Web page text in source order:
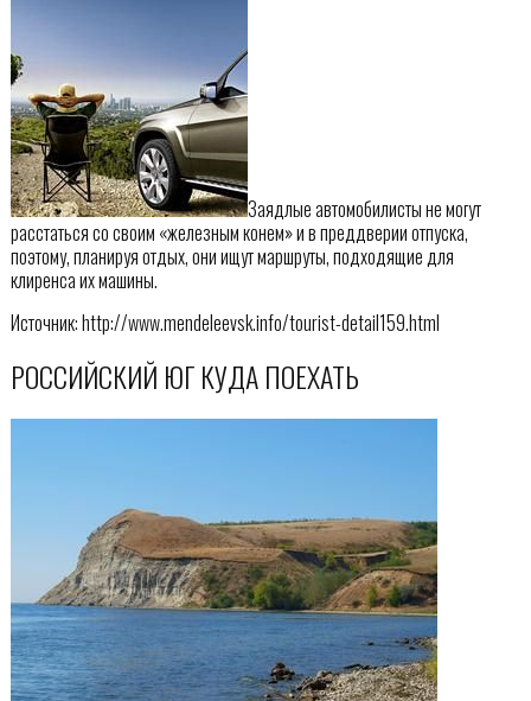
Заядлые автомобилисты не могут
расстаться со своим «железным конем» и в преддверии отпуска,
поэтому, планируя отдых, они ищут маршруты, подходящие для
клиренса их машины.
Источник: http://www.mendeleevsk.info/tourist-detail159.html
РОССИЙСКИЙ ЮГ КУДА ПОЕХАТЬ